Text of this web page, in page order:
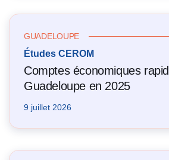
GUADELOUPE
Études CEROM
Comptes économiques
Guadeloupe en 2025
9 juillet 2026